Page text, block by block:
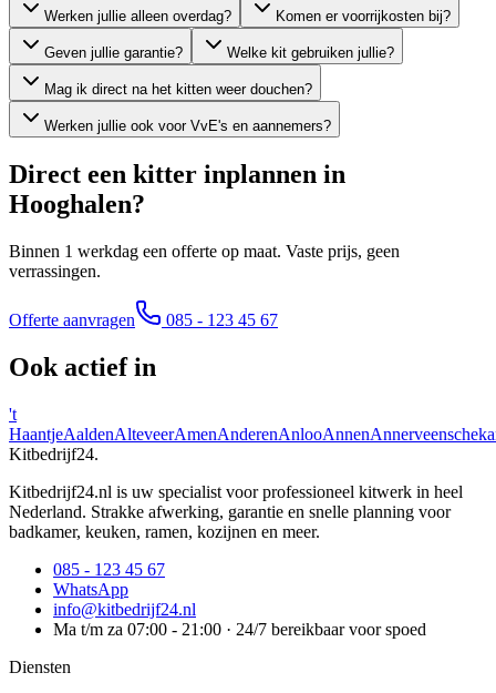
Werken jullie alleen overdag? Komen er voorrijkosten bij?
Geven jullie garantie? Welke kit gebruiken jullie?
Mag ik direct na het kitten weer douchen?
Werken jullie ook voor VvE's en aannemers?
Direct een kitter inplannen in
Hooghalen?
Binnen 1 werkdag een offerte op maat. Vaste prijs, geen
verrassingen.
Offerte aanvragen 085 - 123 45 67
Ook actief in
't
HaantjeAaldenAlteveerAmenAnderenAnlooAnnen
Kitbedrijf24.
Kitbedrijf24.nl is uw specialist voor professioneel kitwerk in heel
Nederland. Strakke afwerking, garantie en snelle planning voor
badkamer, keuken, ramen, kozijnen en meer.
085 - 123 45 67
WhatsApp
info@kitbedrijf24.nl
Ma t/m za 07:00 - 21:00 · 24/7 bereikbaar voor spoed
Diensten